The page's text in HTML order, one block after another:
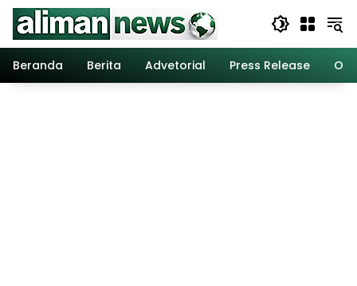
Langsung
konten
Beranda
Berita Advetorial Press Release